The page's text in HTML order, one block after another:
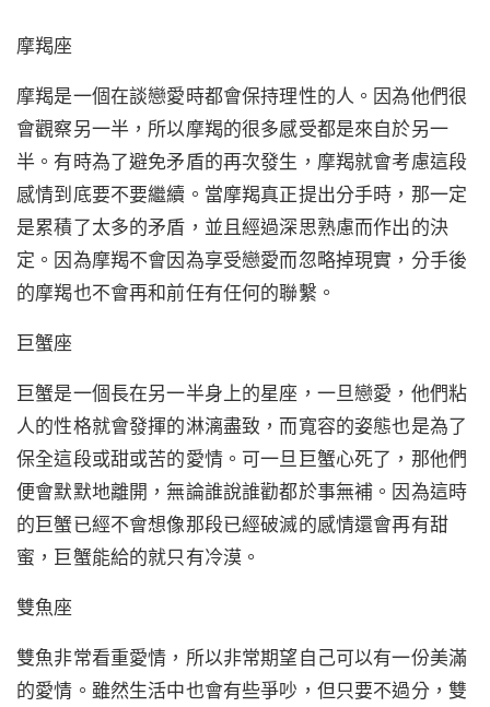
摩羯座
摩羯是一個在談戀愛時都會保持理性的人。因為他們很
會觀察另一半，所以摩羯的很多感受都是來自於另一
半。有時為了避免矛盾的再次發生，摩羯就會考慮這段
感情到底要不要繼續。當摩羯真正提出分手時，那一定
是累積了太多的矛盾，並且經過深思熟慮而作出的決
定。因為摩羯不會因為享受戀愛而忽略掉現實，分手後
的摩羯也不會再和前任有任何的聯繫。
巨蟹座
巨蟹是一個長在另一半身上的星座，一旦戀愛，他們粘
人的性格就會發揮的淋漓盡致，而寬容的姿態也是為了
保全這段或甜或苦的愛情。可一旦巨蟹心死了，那他們
便會默默地離開，無論誰說誰勸都於事無補。因為這時
的巨蟹已經不會想像那段已經破滅的感情還會再有甜
蜜，巨蟹能給的就只有冷漠。
雙魚座
雙魚非常看重愛情，所以非常期望自己可以有一份美滿
的愛情。雖然生活中也會有些爭吵，但只要不過分，雙